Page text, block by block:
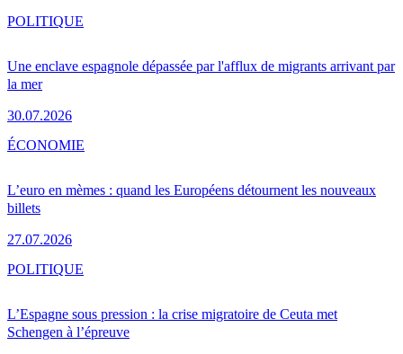
Une enclave espagnole dépassée par l'afflux de migrants arrivant par
la mer
30.07.2026
POLITIQUE
L’euro en mèmes : quand les Européens détournent les nouveaux
billets
27.07.2026
ÉCONOMIE
L’Espagne sous pression : la crise migratoire de Ceuta met
Schengen à l’épreuve
POLITIQUE